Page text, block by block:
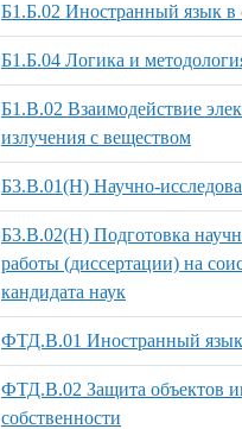
Б1.Б.02 Иностранный язык в
Б1.Б.04 Логика и
Б1.В.02 Взаимодействие
излучения с веществом
Б3.В.01(Н) Научно-
Б3.В.02(Н) Подготовка
работы (диссертации) на
кандидата наук
ФТД.В.01 Иностранный
ФТД.В.02 Защита объектов
собственности